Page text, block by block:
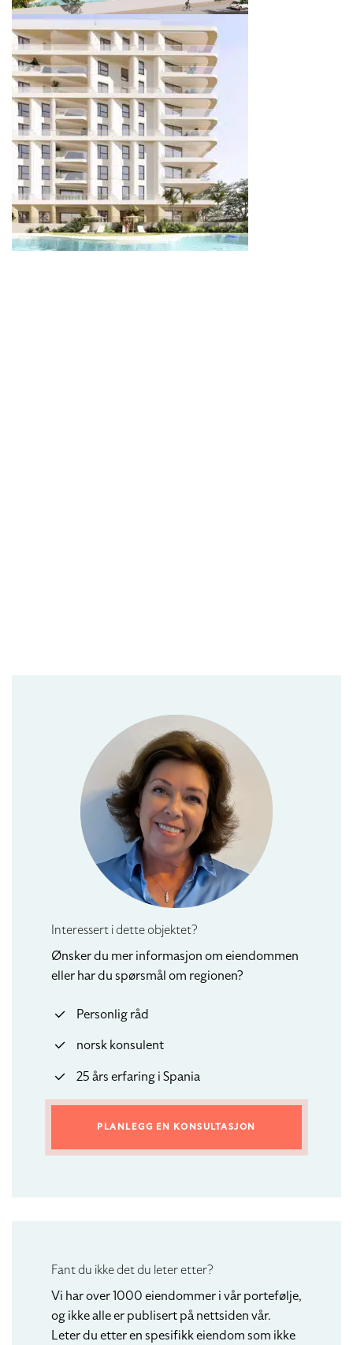
Interessert i dette objektet?
Ønsker du mer informasjon om eiendommen
eller har du spørsmål om regionen?
Personlig råd
norsk konsulent
25 års erfaring i Spania
PLANLEGG EN KONSULTASJON
Fant du ikke det du leter etter?
Vi har over 1000 eiendommer i vår portefølje,
og ikke alle er publisert på nettsiden vår.
Leter du etter en spesifikk eiendom som ikke